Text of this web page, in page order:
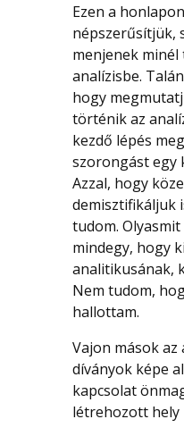
Ezen a
népszerűsítjük,
menjenek
analízisbe.
hogy
történik az
kezdő lépés
szorongást egy
Azzal, hogy
demisztifikáljuk
tudom.
mindegy, hogy
analitikusának,
Nem tudom,
hallottam.
Vajon mások az
díványok képe
kapcsolat
létrehozott hely